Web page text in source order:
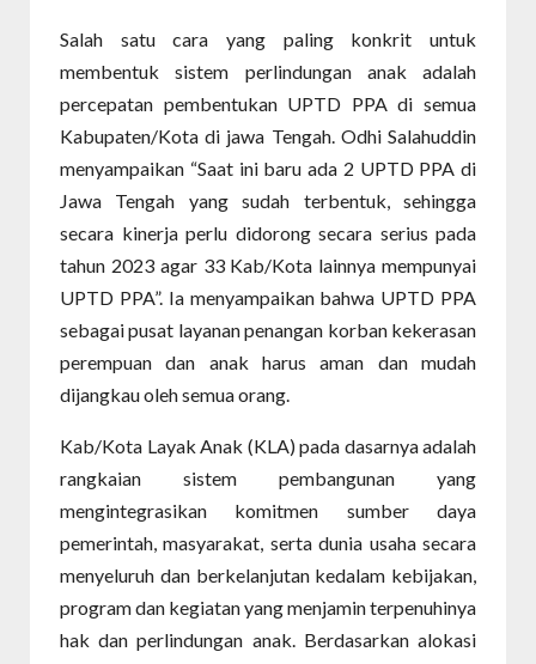
Salah satu cara yang paling konkrit untuk
membentuk sistem perlindungan anak adalah
percepatan pembentukan UPTD PPA di semua
Kabupaten/Kota di jawa Tengah. Odhi Salahuddin
menyampaikan “Saat ini baru ada 2 UPTD PPA di
Jawa Tengah yang sudah terbentuk, sehingga
secara kinerja perlu didorong secara serius pada
tahun 2023 agar 33 Kab/Kota lainnya mempunyai
UPTD PPA”. Ia menyampaikan bahwa UPTD PPA
sebagai pusat layanan penangan korban kekerasan
perempuan dan anak harus aman dan mudah
dijangkau oleh semua orang.
Kab/Kota Layak Anak (KLA) pada dasarnya adalah
rangkaian sistem pembangunan yang
mengintegrasikan komitmen sumber daya
pemerintah, masyarakat, serta dunia usaha secara
menyeluruh dan berkelanjutan kedalam kebijakan,
program dan kegiatan yang menjamin terpenuhinya
hak dan perlindungan anak. Berdasarkan alokasi